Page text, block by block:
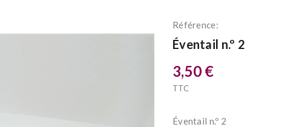
Référence:
Éventail n.º 2
3,50 €
TTC
Éventail n.º 2